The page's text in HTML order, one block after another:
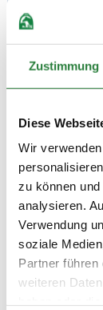
Zustimmung
Diese
Wir
zu können
analysieren.
Verwendung
soziale
Partner
weiteren
Hier
Hier